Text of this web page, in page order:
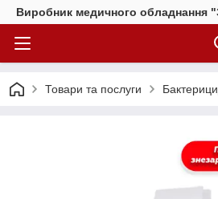
Виробник медичного обладнання
Товари та послуги